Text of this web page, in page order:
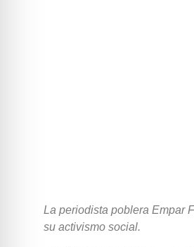
La periodista poblera Empar
su activismo social.